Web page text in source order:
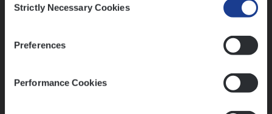
Selection
Strictly Necessary Cookies
Preferences
Performance Cookies